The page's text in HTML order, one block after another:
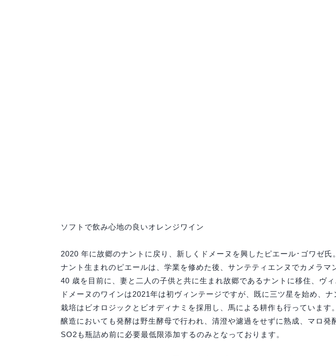
ソフトで飲み心地の良いオレンジワイン
2020 年に故郷のナントに戻り、新しくドメーヌを興したピエール･ゴワゼ氏。
ナント生まれのピエールは、学業を修めた後、サンテティエンヌでカメラ
40 歳を目前に、妻と二人の子供と共に生まれ故郷であるナントに移住、ヴ
ドメーヌのワインは2021年は初ヴィンテージですが、既に三ツ星を始め、
栽培はビオロジックとビオディナミを採用し、馬による耕作も行っています。
醸造においても発酵は野生酵母で行われ、清澄や濾過をせずに熟成、マロ発
SO2も瓶詰め前に必要最低限添加するのみとなっております。